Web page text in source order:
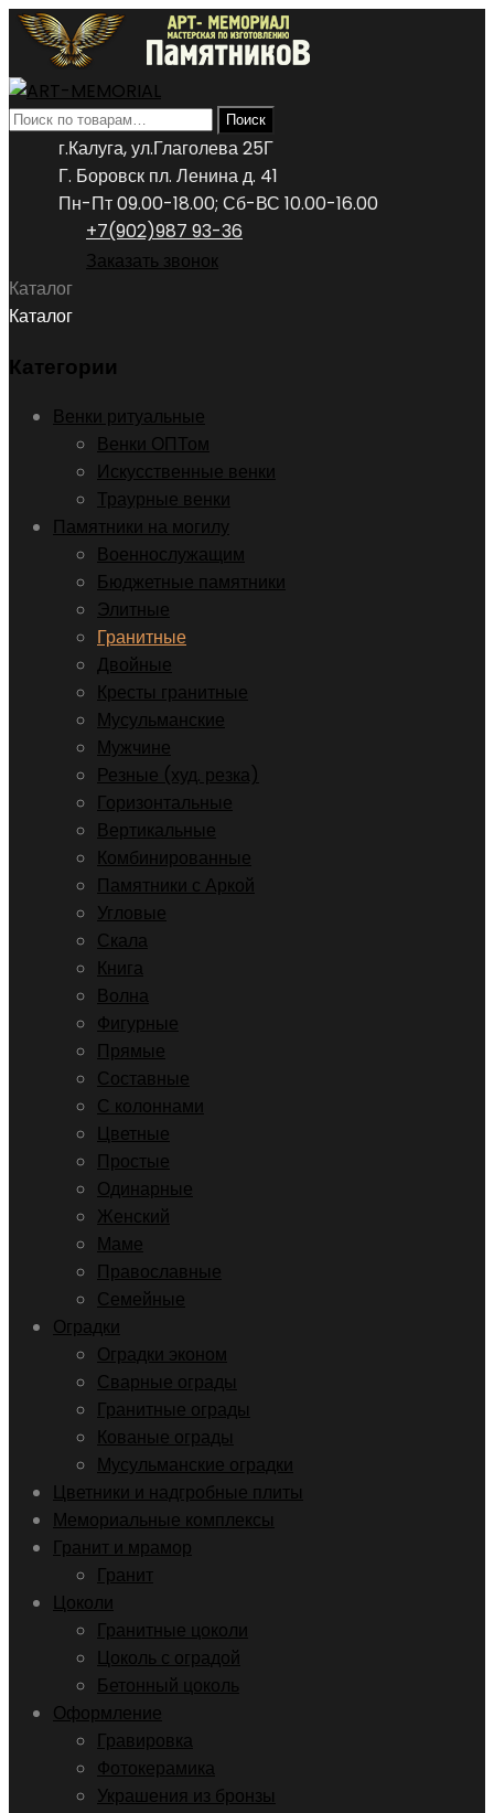
Искать: Поиск
г.Калуга, ул.Глаголева 25Г
Г. Боровск пл. Ленина д. 41
Пн-Пт 09.00-18.00; Сб-ВС 10.00-16.00
+7(902)987 93-36
Заказать звонок
Каталог
Каталог
Категории
Венки ритуальные
Венки ОПТом
Искусственные венки
Траурные венки
Памятники на могилу
Военнослужащим
Бюджетные памятники
Элитные
Гранитные
Двойные
Кресты гранитные
Мусульманские
Мужчине
Резные (худ. резка)
Горизонтальные
Вертикальные
Комбинированные
Памятники с Аркой
Угловые
Скала
Книга
Волна
Фигурные
Прямые
Составные
С колоннами
Цветные
Простые
Одинарные
Женский
Маме
Православные
Семейные
Оградки
Оградки эконом
Сварные ограды
Гранитные ограды
Кованые ограды
Мусульманские оградки
Цветники и надгробные плиты
Мемориальные комплексы
Гранит и мрамор
Гранит
Цоколи
Гранитные цоколи
Цоколь с оградой
Бетонный цоколь
Оформление
Гравировка
Фотокерамика
Украшения из бронзы